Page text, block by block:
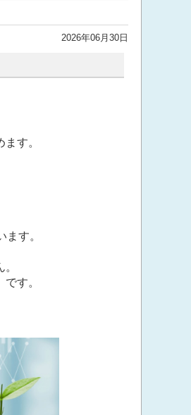
2026年06月30日
す。
す。
す。